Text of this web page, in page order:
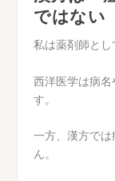
ではない
私は薬剤師とし
西洋医学は病
す。
一方、漢方で
ん。